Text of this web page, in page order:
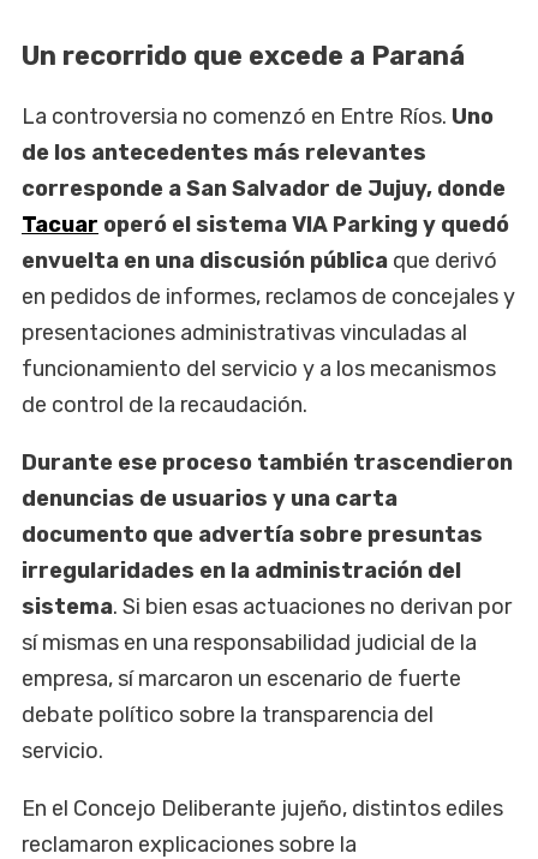
Un recorrido que excede a Paraná
La controversia no comenzó en Entre Ríos. Uno
de los antecedentes más relevantes
corresponde a San Salvador de Jujuy, donde
Tacuar operó el sistema VIA Parking y quedó
envuelta en una discusión pública que derivó
en pedidos de informes, reclamos de concejales y
presentaciones administrativas vinculadas al
funcionamiento del servicio y a los mecanismos
de control de la recaudación.
Durante ese proceso también trascendieron
denuncias de usuarios y una carta
documento que advertía sobre presuntas
irregularidades en la administración del
sistema. Si bien esas actuaciones no derivan por
sí mismas en una responsabilidad judicial de la
empresa, sí marcaron un escenario de fuerte
debate político sobre la transparencia del
servicio.
En el Concejo Deliberante jujeño, distintos ediles
reclamaron explicaciones sobre la